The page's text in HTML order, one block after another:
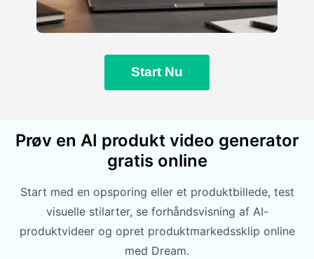
Start Nu
Prøv en AI produkt video generator
gratis online
Start med en opsporing eller et produktbillede, test
visuelle stilarter, se forhåndsvisning af AI-
produktvideer og opret produktmarkedssklip online
med Dream.